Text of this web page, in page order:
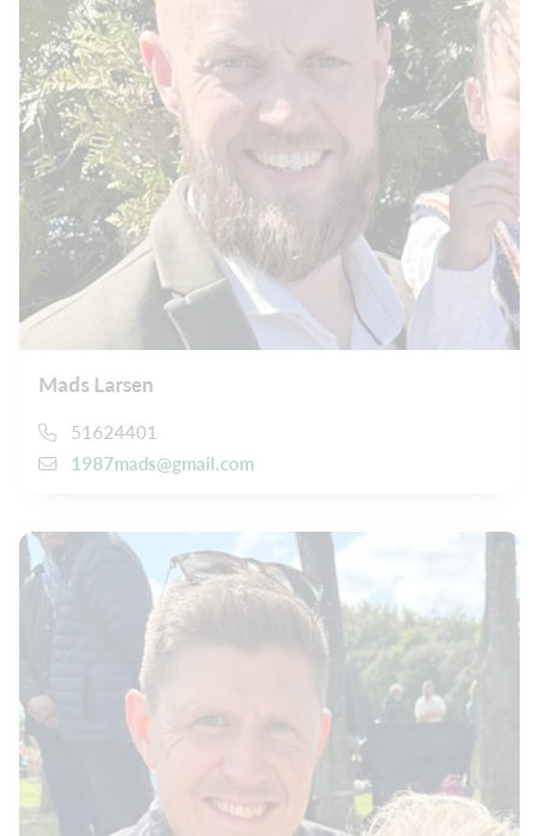
Mads Larsen
51624401
1987mads@gmail.com